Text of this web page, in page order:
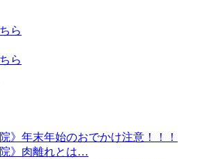
ら
ら
》年末年始のおでかけ注意！！！
院》肉離れとは…